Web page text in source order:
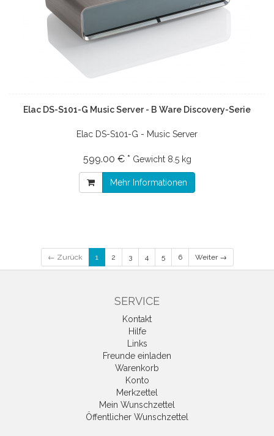
Elac DS-S101-G Music Server - B Ware Discovery-Serie
Elac DS-S101-G - Music Server
599.00 € * Gewicht 8.5 kg
Mehr Informationen
← Zurück 1 2 3 4 5 6 Weiter →
SERVICE
Kontakt
Hilfe
Links
Freunde einladen
Warenkorb
Konto
Merkzettel
Mein Wunschzettel
Öffentlicher Wunschzettel